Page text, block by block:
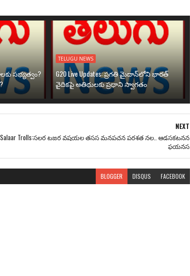
సభ్యత్వం?
TELUGU NEWS
G20 Live Updates: ప్రగతి మైదాన్‌లోని భారత్
వైదికపై అతిథులకు ప్రధాని స్వాగతం
NEXT
Salaar Trolls:సలర టజర వషయల తసస మనపచన పరశత నల.. ఆడసకటనన
ఫయనస
BLOGGER DISQUS FACEBOOK